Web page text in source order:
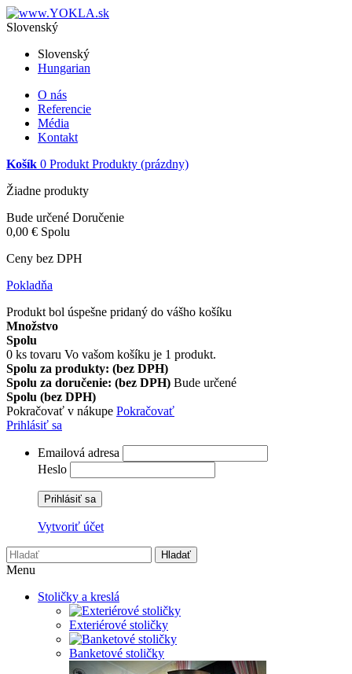
Slovenský
Slovenský
Hungarian
O nás
Referencie
Média
Kontakt
Košík 0 Produkt Produkty (prázdny)
Žiadne produkty
Bude určené Doručenie
0,00 € Spolu
Ceny bez DPH
Pokladňa
Produkt bol úspešne pridaný do vášho košíku
Množstvo
Spolu
0 ks tovaru Vo vašom košíku je 1 produkt.
Spolu za produkty: (bez DPH)
Spolu za doručenie: (bez DPH) Bude určené
Spolu (bez DPH)
Pokračovať v nákupe Pokračovať
Prihlásiť sa
Emailová adresa
Heslo
Prihlásiť sa
Vytvoriť účet
Hladať
Menu
Stoličky a kreslá
Exteriérové stoličky
Banketové stoličky